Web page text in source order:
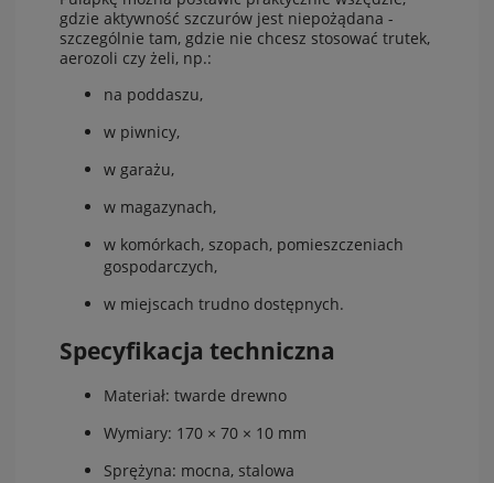
gdzie aktywność szczurów jest niepożądana -
szczególnie tam, gdzie nie chcesz stosować trutek,
aerozoli czy żeli, np.:
na poddaszu,
w piwnicy,
w garażu,
w magazynach,
w komórkach, szopach, pomieszczeniach
gospodarczych,
w miejscach trudno dostępnych.
Specyfikacja techniczna
Materiał: twarde drewno
Wymiary: 170 × 70 × 10 mm
Sprężyna: mocna, stalowa